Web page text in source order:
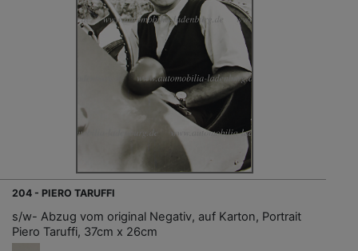
204 - PIERO TARUFFI
s/w- Abzug vom original Negativ, auf Karton, Portrait
Piero Taruffi, 37cm x 26cm